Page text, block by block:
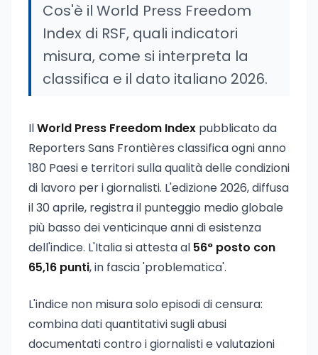
Cos'è il World Press Freedom
Index di RSF, quali indicatori
misura, come si interpreta la
classifica e il dato italiano 2026.
IlWorld Press Freedom Index pubblicato da
Reporters Sans Frontières classifica ogni anno
180 Paesi e territori sulla qualità delle condizioni
di lavoro per i giornalisti. L'edizione 2026, diffusa
il 30 aprile, registra il punteggio medio globale
più basso dei venticinque anni di esistenza
dell'indice. L'Italia si attesta al 56° posto con
65,16 punti, in fascia 'problematica'.
L'indice non misura solo episodi di censura:
combina dati quantitativi sugli abusi
documentati contro i giornalisti e valutazioni